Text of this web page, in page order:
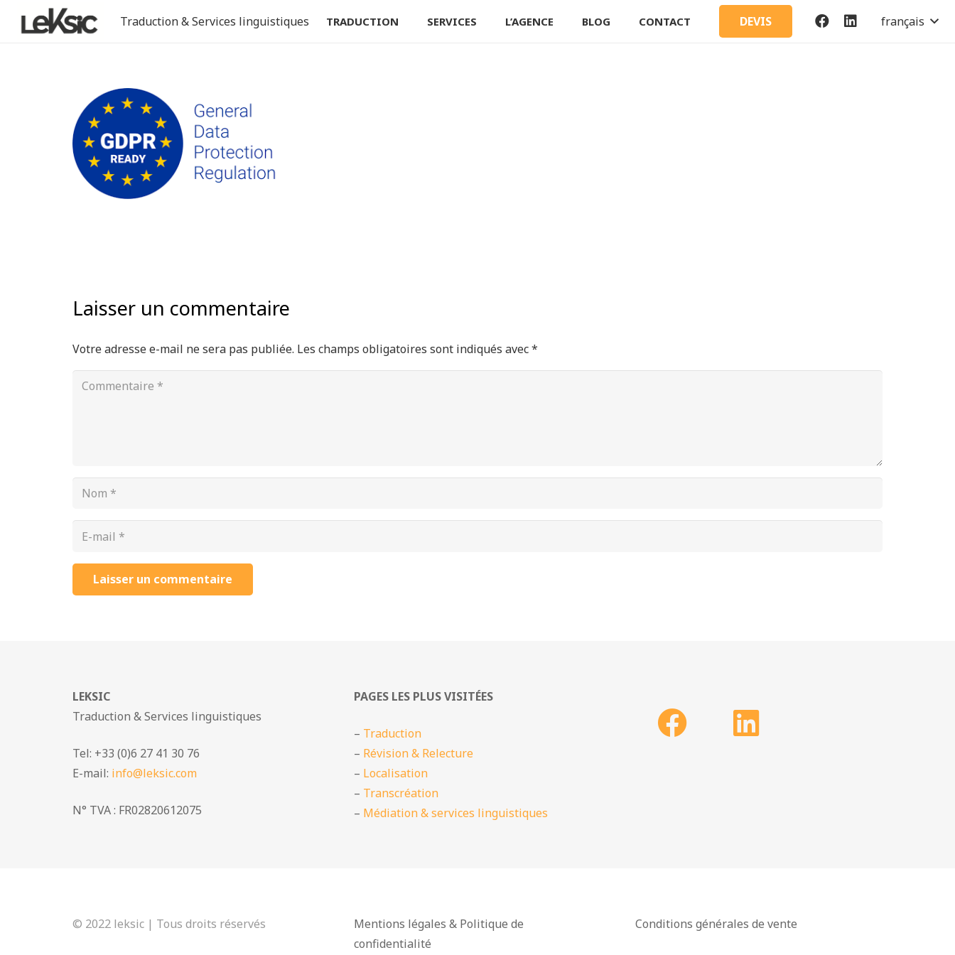
Traduction & Services linguistiques TRADUCTION SERVICES L’AGENCE BLOG CONTACT DEVIS français
Laisser un commentaire
Votre adresse e-mail ne sera pas publiée. Les champs obligatoires sont indiqués avec*
Laisser un commentaire
LEKSIC
Traduction & Services linguistiques
Tel: +33 (0)6 27 41 30 76
E-mail: info@leksic.com
N° TVA : FR02820612075
PAGES LES PLUS VISITÉES
– Traduction
– Révision & Relecture
– Localisation
– Transcréation
– Médiation & services linguistiques
© 2022 leksic | Tous droits réservés
Mentions légales & Politique de
confidentialité
Conditions générales de vente